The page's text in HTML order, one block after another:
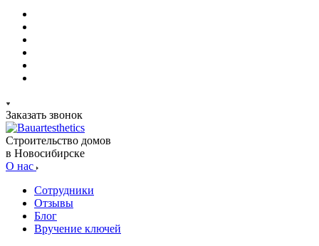
Заказать звонок
Строительство домов
в Новосибирске
О нас
Сотрудники
Отзывы
Блог
Вручение ключей